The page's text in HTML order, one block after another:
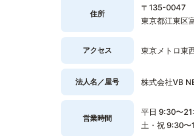
住所
〒135-0047
東京都江東区
アクセス 東京メトロ東
法人名／屋号 株式会社VB
営業時間
平日 9:30〜
土・祝 9:30〜